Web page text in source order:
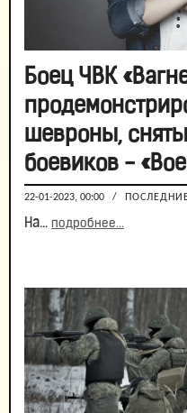
Боец ЧВК
шевроны,
боевиков -
22-01-2023, 00:00 /
На... подробнее...